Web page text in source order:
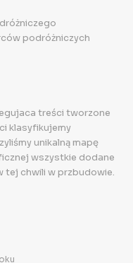
podróżniczych
treści tworzone
klasyfikujemy
unikalną mapę
wszystkie dodane
tej chwili w przbudowie.